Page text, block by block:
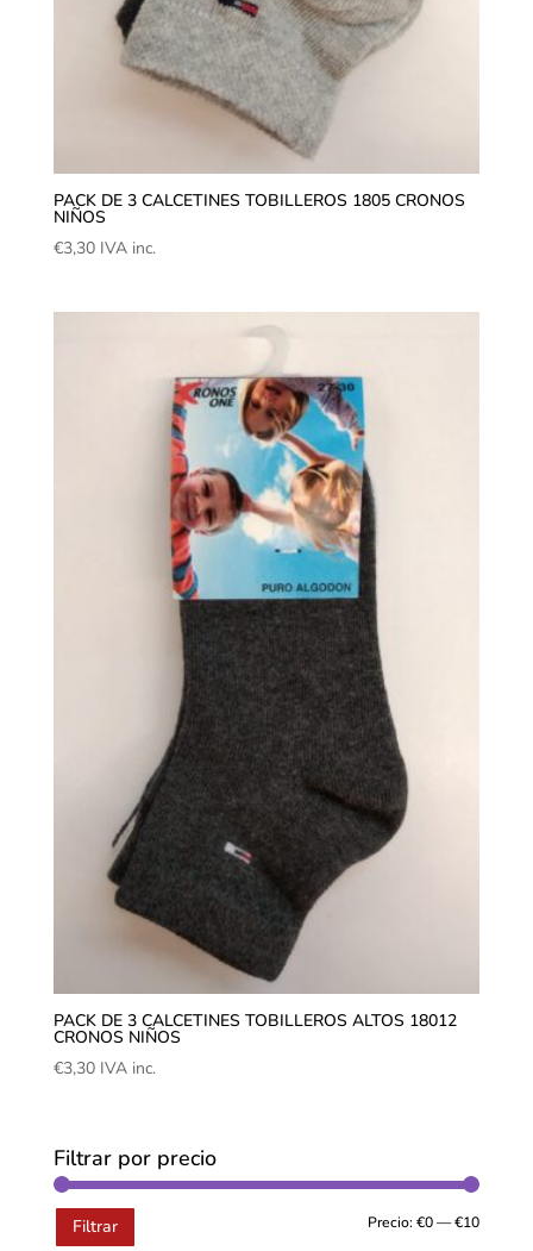
PACK DE 3 CALCETINES TOBILLEROS 1805 CRONOS
NIÑOS
€3,30 IVA inc.
PACK DE 3 CALCETINES TOBILLEROS ALTOS 18012
CRONOS NIÑOS
€3,30 IVA inc.
Filtrar por precio
Filtrar Precio:€0—€10